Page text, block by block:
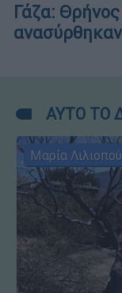
Γάζα:
ΑΥΤΟ ΤΟ
Μαρία